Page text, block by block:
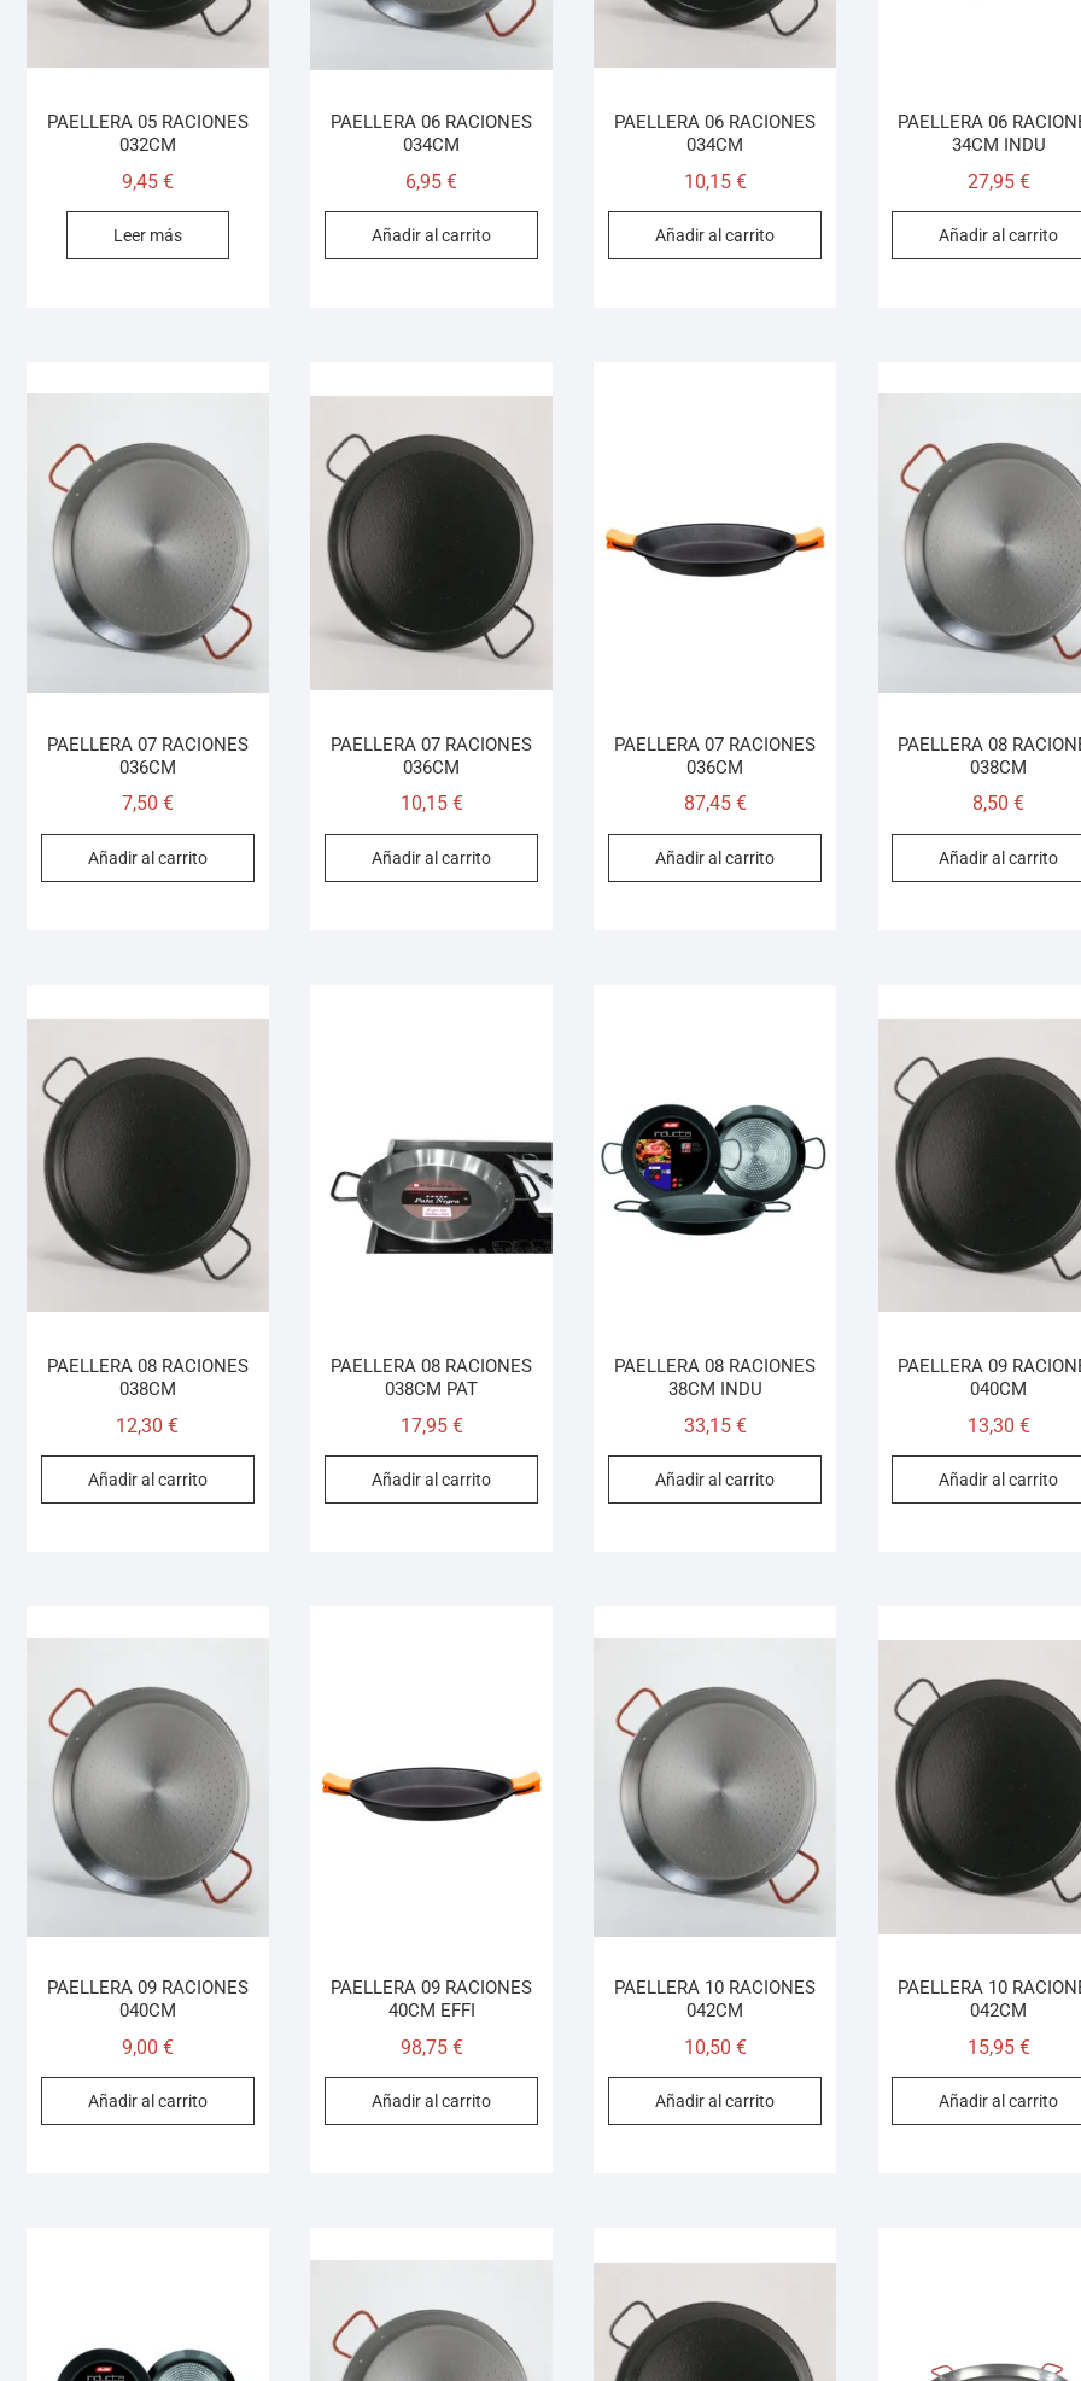
PAELLERA 05 RACIONES
032CM
9,45 €
Leer más
PAELLERA 06 RACIONES
034CM
6,95€
Añadir al carrito
PAELLERA 06 RACIONES
034CM
10,15 €
Añadir al carrito
PAELLERA 06
34CM INDU
27,95 €
Añadir al carrito
PAELLERA 07 RACIONES
036CM
7,50 €
Añadir al carrito
PAELLERA 07 RACIONES
036CM
10,15 €
Añadir al carrito
PAELLERA 07 RACIONES
036CM
87,45 €
Añadir al carrito
PAELLERA 08
038CM
8,50€
Añadir al carrito
PAELLERA 08 RACIONES
038CM
12,30€
Añadir al carrito
PAELLERA 08 RACIONES
038CM PAT
17,95 €
Añadir al carrito
PAELLERA 08 RACIONES
38CM INDU
33,15 €
Añadir al carrito
PAELLERA 09
040CM
13,30 €
Añadir al carrito
PAELLERA 09 RACIONES
040CM
9,00 €
Añadir al carrito
PAELLERA 09 RACIONES
40CM EFFI
98,75 €
Añadir al carrito
PAELLERA 10 RACIONES
042CM
10,50 €
Añadir al carrito
PAELLERA 10
042CM
15,95 €
Añadir al carrito